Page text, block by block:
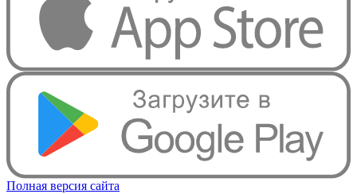
Полная версия сайта